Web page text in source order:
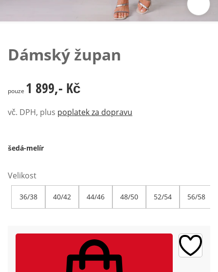
Dámský župan
1 899,- Kč
pouze 1 899,- Kč
vč. DPH, plus poplatek za dopravu
šedá-melír
Velikost
36/38 40/42 44/46 48/50 52/54 56/58